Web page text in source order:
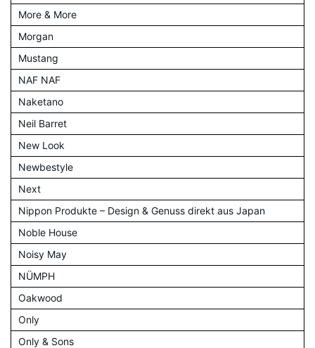
More & More
Morgan
Mustang
NAF NAF
Naketano
Neil Barret
New Look
Newbestyle
Next
Nippon Produkte – Design & Genuss direkt aus Japan
Noble House
Noisy May
NÜMPH
Oakwood
Only
Only & Sons